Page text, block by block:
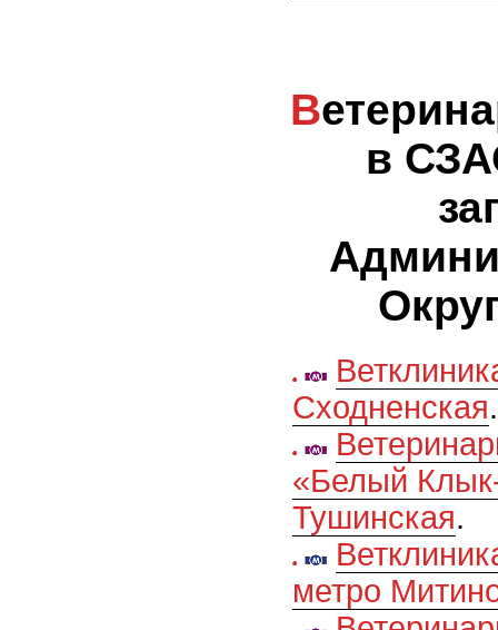
Ветеринарные клиники
в
Сходненская.
«Белый
Тушинская.
метро